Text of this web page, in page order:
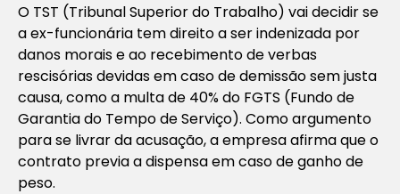
O TST (Tribunal Superior do Trabalho) vai decidir se
a ex-funcionária tem direito a ser indenizada por
danos morais e ao recebimento de verbas
rescisórias devidas em caso de demissão sem justa
causa, como a multa de 40% do FGTS (Fundo de
Garantia do Tempo de Serviço). Como argumento
para se livrar da acusação, a empresa afirma que o
contrato previa a dispensa em caso de ganho de
peso.